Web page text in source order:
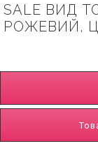
SALE ВИД
РОЖЕВИЙ,